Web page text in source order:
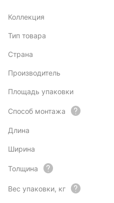
Коллекция
Тип товара
Страна
Производитель
Площадь упаковки
Способ монтажа
Длина
Ширина
Толщина
Вес упаковки, кг